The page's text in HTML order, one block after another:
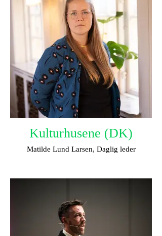
Kulturhusene (DK)
Matilde Lund Larsen, Daglig leder